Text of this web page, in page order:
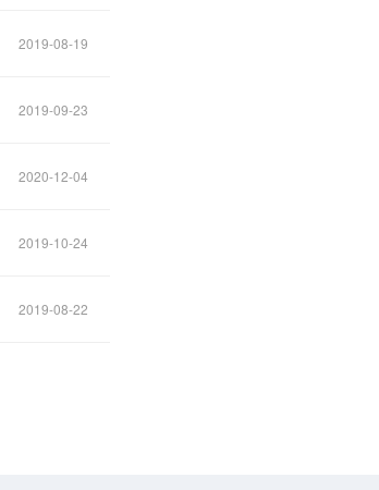
2019-08-19
2019-09-23
2020-12-04
2019-10-24
2019-08-22